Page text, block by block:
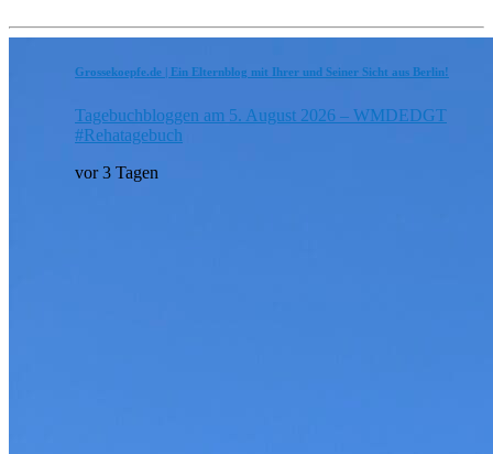
Grossekoepfe.de | Ein Elternblog mit Ihrer und Seiner Sicht aus Berlin!
Tagebuchbloggen am 5. August 2026 – WMDEDGT
#Rehatagebuch
vor 3 Tagen